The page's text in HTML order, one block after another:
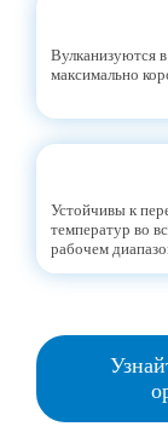
Вулканизуются в
максимально
Устойчивы к
температур во
рабочем